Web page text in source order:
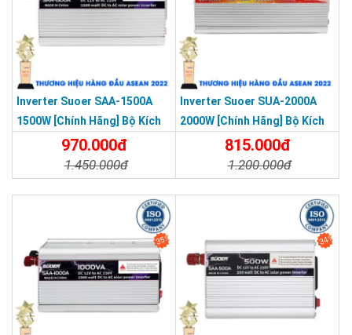
Inverter Suoer SAA-1500A
1500W [Chính Hãng] Bộ Kích
Điện 12V Lên 220V - Máy Kích
Điện Sin Mô Phỏng
970.000đ
1.450.000đ
Inverter Suoer SUA-2000A
2000W [Chính Hãng] Bộ Kích
Điện 12V Lên 220V - Máy Kích
Điện Sin Mô Phỏng
815.000đ
1.200.000đ
35% 34%